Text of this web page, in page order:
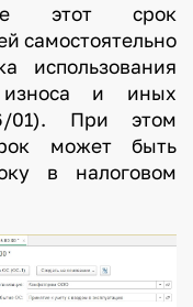
этот срок
самостоятельно
использования
износа и иных
При этом
может быть
в налоговом